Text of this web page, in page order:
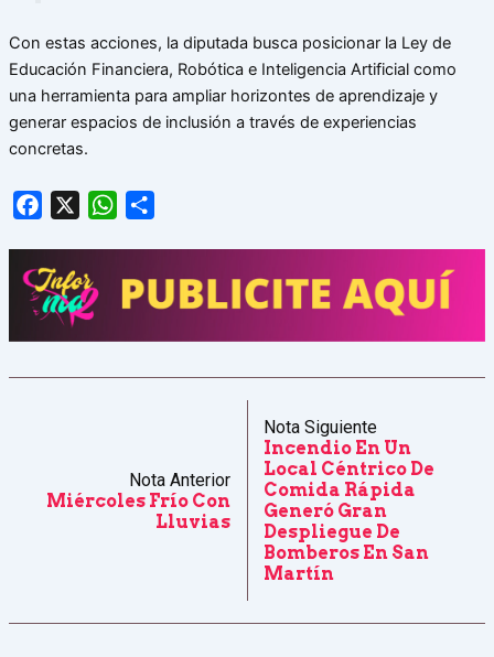
Con estas acciones, la diputada busca posicionar la Ley de
Educación Financiera, Robótica e Inteligencia Artificial como
una herramienta para ampliar horizontes de aprendizaje y
generar espacios de inclusión a través de experiencias
concretas.
Facebook WhatsApp
Nota Anterior
Miércoles Frío Con
Lluvias
Nota Siguiente
Incendio En Un
Local Céntrico De
Comida Rápida
Generó Gran
Despliegue De
Bomberos En San
Martín